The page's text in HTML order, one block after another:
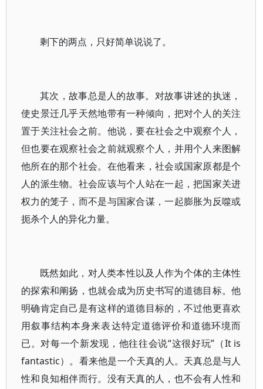
剩下的两点，只好简单说说了。
其次，故事总是人的故事。对故事讲述的执迷，
使史景迁几乎天然地带有一种倾向，把对个人的关注
置于关注社会之前。他说，要在社会之中观察个人，
但也要在观察社会之前就观察个人，并用个人来图解
他所在的那个社会。在他看来，社会或国家原都是个
人的派生物。社会应该与个人站在一起，把国家关进
权力的笼子，而不是与国家合谋，一起膨胀为反噬或
扼杀个人的异化力量。
既然如此，对人类本性以及人作为个体的主体性
的探索和阐扬，也就会成为历史书写的道德目标。他
明确肯定自己是有这样的道德目标的，不过他更喜欢
用叙事结构本身来表达特定道德评价和道德环境而
已。对每一个新发现，他往往会说“这很好玩”（It is
fantastic）。看来他是一个天真的人。天真总是与人
性和良知相伴而行。没有天真的人，也不会有人性和